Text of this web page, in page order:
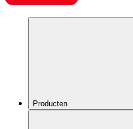
Producten